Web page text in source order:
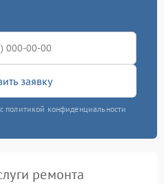
заявку
политикой конфиденциальности
ремонта